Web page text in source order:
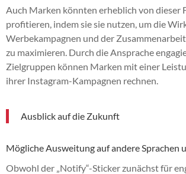
Auch Marken könnten erheblich von dieser
profitieren, indem sie sie nutzen, um die
Werbekampagnen und der
zu maximieren. Durch die Ansprache
Zielgruppen können Marken mit einer
ihrer Instagram-Kampagnen rechnen.
Ausblick auf die Zukunft
Mögliche Ausweitung auf andere Sprachen
Obwohl der „Notify“-Sticker zunächst für